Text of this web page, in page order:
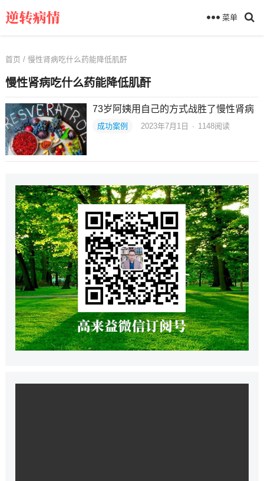
菜单
首页 / 慢性肾病吃什么药能降低肌酐
慢性肾病吃什么药能降低肌酐
73岁阿姨用自己的方式战胜了慢性肾病
成功案例 2023年7月1日 · 1148阅读